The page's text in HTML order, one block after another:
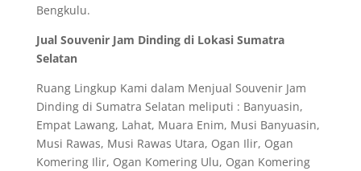
Bengkulu.
Jual Souvenir Jam Dinding di Lokasi Sumatra
Selatan
Ruang Lingkup Kami dalam Menjual Souvenir Jam
Dinding di Sumatra Selatan meliputi : Banyuasin,
Empat Lawang, Lahat, Muara Enim, Musi Banyuasin,
Musi Rawas, Musi Rawas Utara, Ogan Ilir, Ogan
Komering Ilir, Ogan Komering Ulu, Ogan Komering